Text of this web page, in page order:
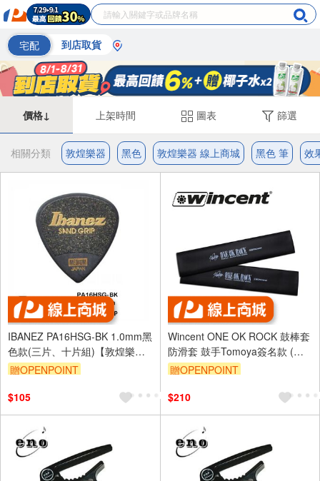
宅配 到店取貨
價格↓ 上架時間 圖表 篩選
相關分類 敦煌樂器 黑色 敦煌樂器 線上商城 黑色 筆 效
IBANEZ PA16HSG-BK 1.0mm黑
色款(三片、十片組)【敦煌樂
器】
贈OPENPOINT
$105
Wincent ONE OK ROCK 鼓棒套
防滑套 鼓手Tomoya簽名款 (兩
入)【敦煌樂器】
贈OPENPOINT
$210